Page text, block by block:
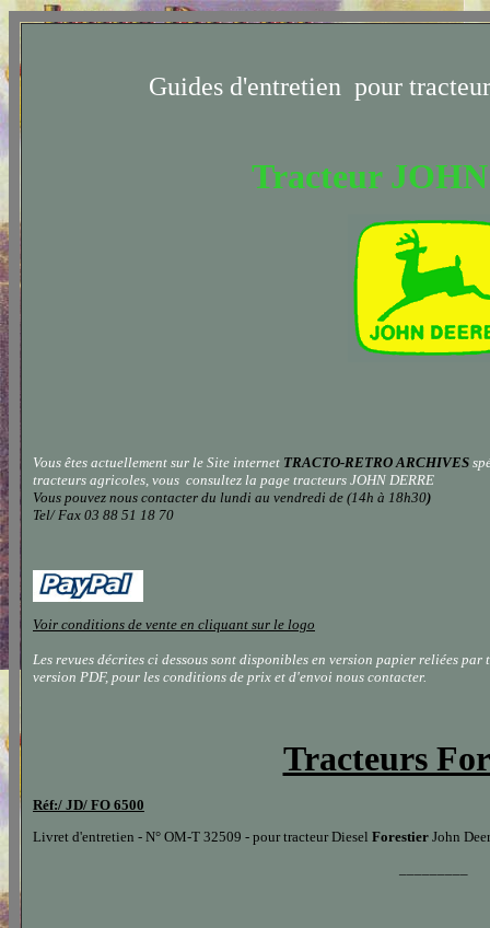
Guides d'entretien pour
Tracteur
Vous êtes actuellement sur le Site internet TRACTO-RETRO ARCHIVES
tracteurs agricoles, vous consultez la page tracteurs JOHN DERRE
Vous pouvez nous contacter du lundi au vendredi de (14h à 18h30)
Tel/ Fax 03 88 51 18 70
Voir conditions de vente en cliquant sur le logo
Les revues décrites ci dessous sont disponibles en version papier reliées
version PDF, pour les conditions de prix et d'envoi nous contacter.
Tracteurs
Réf:/ JD/ FO 6500
Livret d'entretien - N° OM-T 32509 - pour tracteur Diesel Forestier John